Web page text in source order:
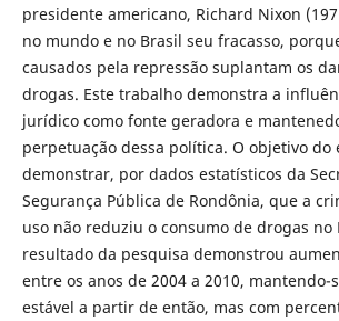
presidente americano, Richard Nixon
no mundo e no Brasil seu fracasso,
causados pela repressão suplantam os
drogas. Este trabalho demonstra a
jurídico como fonte geradora e
perpetuação dessa política. O objetivo do
demonstrar, por dados estatísticos da
Segurança Pública de Rondônia, que a
uso não reduziu o consumo de drogas no
resultado da pesquisa demonstrou
entre os anos de 2004 a 2010,
estável a partir de então, mas com